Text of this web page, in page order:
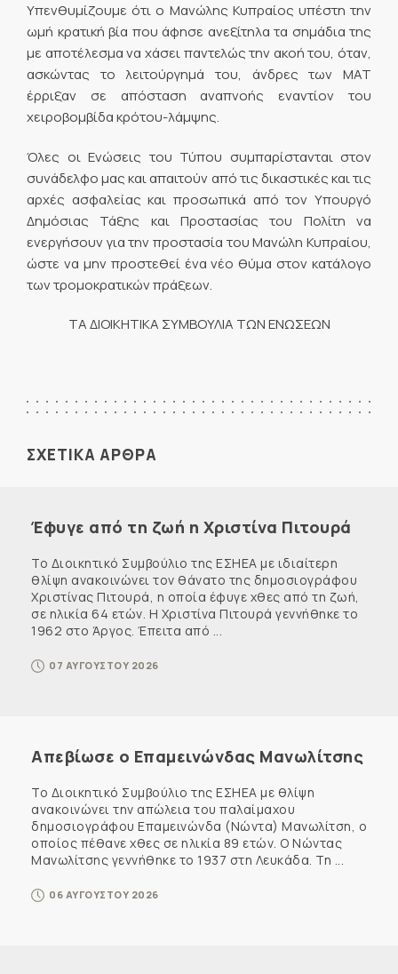
Υπενθυμίζουμε ότι ο Μανώλης Κυπραίος υπέστη την
ωμή κρατική βία που άφησε ανεξίτηλα τα σημάδια της
με αποτέλεσμα να χάσει παντελώς την ακοή του, όταν,
ασκώντας το λειτούργημά του, άνδρες των ΜΑΤ
έρριξαν σε απόσταση αναπνοής εναντίον του
χειροβομβίδα κρότου-λάμψης.
Όλες οι Ενώσεις του Τύπου συμπαρίστανται στον
συνάδελφο μας και απαιτούν από τις δικαστικές και τις
αρχές ασφαλείας και προσωπικά από τον Υπουργό
Δημόσιας Τάξης και Προστασίας του Πολίτη να
ενεργήσουν για την προστασία του Μανώλη Κυπραίου,
ώστε να μην προστεθεί ένα νέο θύμα στον κατάλογο
των τρομοκρατικών πράξεων.
ΤΑ ΔΙΟΙΚΗΤΙΚΑ ΣΥΜΒΟΥΛΙΑ ΤΩΝ ΕΝΩΣΕΩΝ
ΣΧΕΤΙΚΑ ΑΡΘΡΑ
Έφυγε από τη ζωή η Χριστίνα Πιτουρά
Το Διοικητικό Συμβούλιο της ΕΣΗΕΑ με ιδιαίτερη
θλίψη ανακοινώνει τον θάνατο της δημοσιογράφου
Χριστίνας Πιτουρά, η οποία έφυγε χθες από τη ζωή,
σε ηλικία 64 ετών. Η Χριστίνα Πιτουρά γεννήθηκε το
1962 στο Άργος. Έπειτα από ...
07 ΑΥΓΟΥΣΤΟΥ 2026
Απεβίωσε ο Επαμεινώνδας Μανωλίτσης
Το Διοικητικό Συμβούλιο της ΕΣΗΕΑ με θλίψη
ανακοινώνει την απώλεια του παλαίμαχου
δημοσιογράφου Επαμεινώνδα (Νώντα) Μανωλίτση, ο
οποίος πέθανε χθες σε ηλικία 89 ετών. Ο Νώντας
Μανωλίτσης γεννήθηκε το 1937 στη Λευκάδα. Τη ...
06 ΑΥΓΟΥΣΤΟΥ 2026